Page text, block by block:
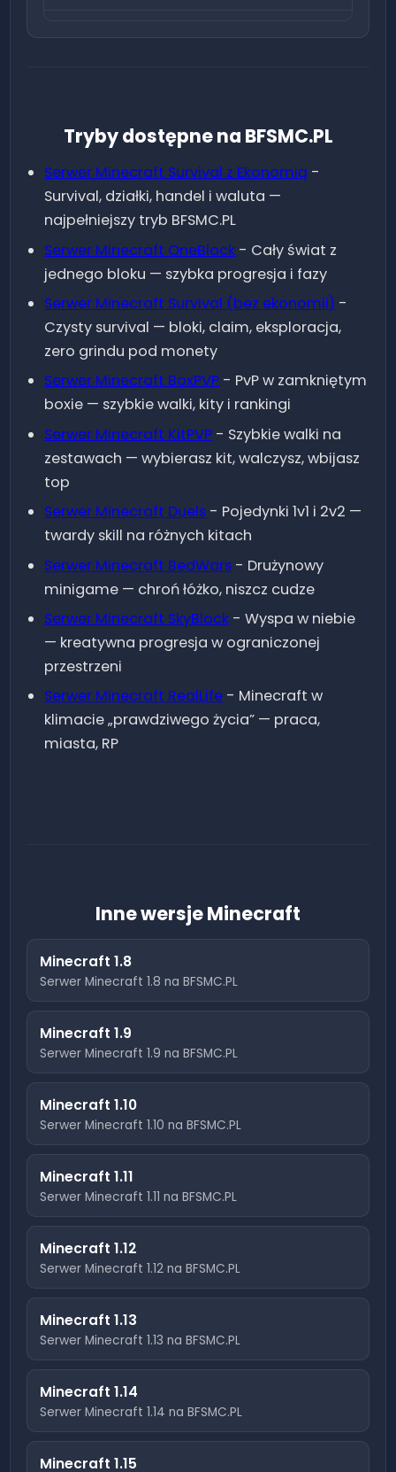
BoxPVP 1 12 39
26.1.2
BedWars
1.8 -
26.1.2
0
SkyBlock
1.8 -
26.1.2
0 31
RealLife
1.8 -
26.1.2
0
Tryby dostępne na BFSMC.PL
Serwer Minecraft Survival z Ekonomią -
Survival, działki, handel i waluta —
najpełniejszy tryb BFSMC.PL
Serwer Minecraft OneBlock - Cały świat z
jednego bloku — szybka progresja i fazy
Serwer Minecraft Survival (bez ekonomii) -
Czysty survival — bloki, claim, eksploracja,
zero grindu pod monety
Serwer Minecraft BoxPVP - PvP w zamkniętym
boxie — szybkie walki, kity i rankingi
Serwer Minecraft KitPVP - Szybkie walki na
zestawach — wybierasz kit, walczysz, wbijasz
top
Serwer Minecraft Duels - Pojedynki 1v1 i 2v2 —
twardy skill na różnych kitach
Serwer Minecraft BedWars - Drużynowy
minigame — chroń łóżko, niszcz cudze
Serwer Minecraft SkyBlock -Wyspa w niebie
— kreatywna progresja w ograniczonej
przestrzeni
Serwer Minecraft RealLife - Minecraft w
klimacie „prawdziwego życia” — praca,
miasta, RP
Inne wersje Minecraft
Minecraft1.8
Serwer Minecraft1.8 na BFSMC.PL
Minecraft1.9
Serwer Minecraft1.9 na BFSMC.PL
Minecraft1.10
Serwer Minecraft1.10 na BFSMC.PL
Minecraft1.11
Serwer Minecraft1.11 na BFSMC.PL
Minecraft1.12
Serwer Minecraft1.12 na BFSMC.PL
Minecraft1.13
Serwer Minecraft1.13 na BFSMC.PL
Minecraft1.14
Serwer Minecraft1.14 na BFSMC.PL
Minecraft1.15